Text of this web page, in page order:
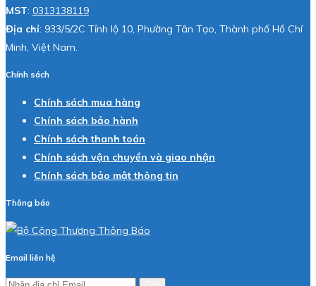
MST: 0313138119
Địa chỉ: 933/5/2C Tỉnh lộ 10, Phường Tân Tạo, Thành phố Hồ Chí
Minh, Việt Nam.
Chính sách
Chính sách mua hàng
Chính sách bảo hành
Chính sách thanh toán
Chính sách vận chuyển và giao nhận
Chính sách bảo mật thông tin
Thông báo
Email liên hệ